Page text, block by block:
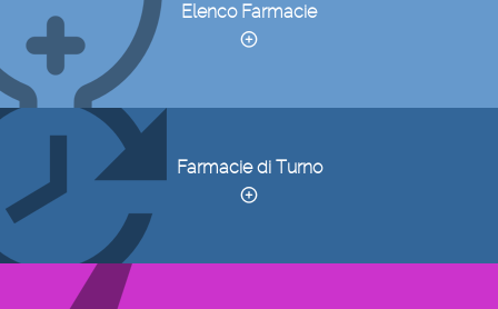
Elenco Farmacie
Farmacie di Turno